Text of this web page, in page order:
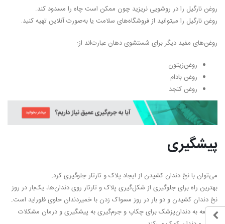
روغن نارگیل را در روشویی نریزید چون ممکن است چاه را مسدود کند.
روغن نارگیل را میتوانید از فروشگاه‌های سلامت یا به‌صورت آنلاین تهیه کنید.
روغن‌های مفید دیگر برای شستشوی دهان عبارت‌اند از:
روغن‌زیتون
روغن بادام
روغن کنجد
پیشگیری
می‌توان با نخ دندان کشیدن از ایجاد پلاک و تارتار جلوگیری کرد.
بهترین راه برای جلوگیری از شکل‌گیری پلاک و تارتار روی دندان‌ها، یک‌بار در روز
نخ دندان کشیدن و دو بار در روز مسواک زدن با خمیردندان حاوی فلوراید است.
مراجعه به دندان‌پزشک برای چکاپ و جرم‌گیری به پیشگیری و درمان مشکلات